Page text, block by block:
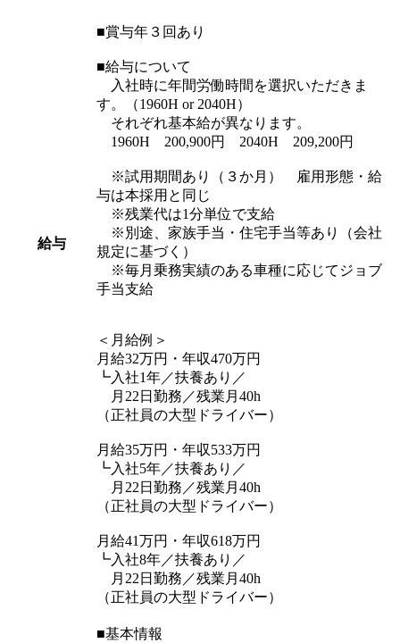
給与
■賞与年３回あり
■給与について
入社時に年間労働時間を選択いただきま
す。（1960H or 2040H）
それぞれ基本給が異なります。
1960H 200,900円 2040H 209,200円
※試用期間あり（３か月） 雇用形態・給
与は本採用と同じ
※残業代は1分単位で支給
※別途、家族手当・住宅手当等あり（会社
規定に基づく）
※毎月乗務実績のある車種に応じてジョブ
手当支給
＜月給例＞
月給32万円・年収470万円
┗入社1年／扶養あり／
月22日勤務／残業月40h
（正社員の大型ドライバー）
月給35万円・年収533万円
┗入社5年／扶養あり／
月22日勤務／残業月40h
（正社員の大型ドライバー）
月給41万円・年収618万円
┗入社8年／扶養あり／
月22日勤務／残業月40h
（正社員の大型ドライバー）
■基本情報